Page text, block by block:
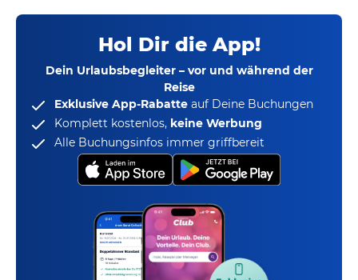
Hol Dir die App!
Dein Urlaubsbegleiter – vor und während der
Reise
Exklusive App-Rabatte auf Deine Buchungen
Komplett kostenlos, keine Werbung
Alle Buchungsinfos immer griffbereit